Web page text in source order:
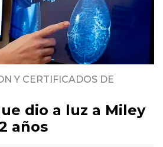
Y CERTIFICADOS DE
dio a luz a Miley
años